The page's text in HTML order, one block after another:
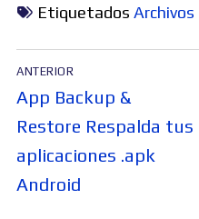
Etiquetados Archivos
Navegación
de
entradas
ANTERIOR
Entrada
anterior:
App Backup &
Restore Respalda tus
aplicaciones .apk
Android